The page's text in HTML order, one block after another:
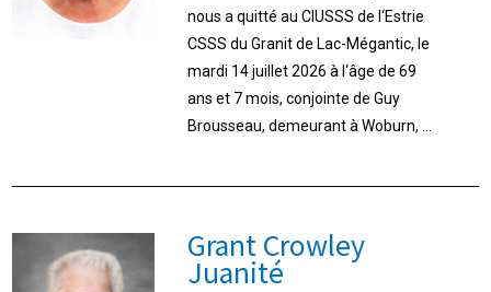
nous a quitté au CIUSSS de l‘Estrie
CSSS du Granit de Lac-Mégantic, le
mardi 14 juillet 2026 à l‘âge de 69
ans et 7 mois, conjointe de Guy
Brousseau, demeurant à Woburn, ...
Grant Crowley
Juanité